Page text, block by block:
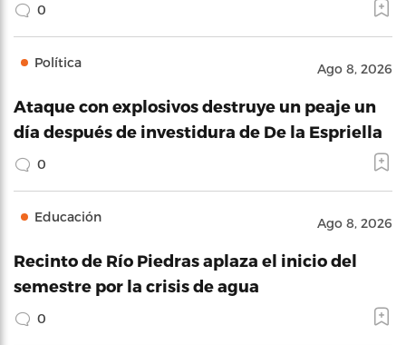
0
Política Ago 8, 2026
Ataque con explosivos destruye un peaje un
día después de investidura de De la Espriella
0
Educación Ago 8, 2026
Recinto de Río Piedras aplaza el inicio del
semestre por la crisis de agua
0